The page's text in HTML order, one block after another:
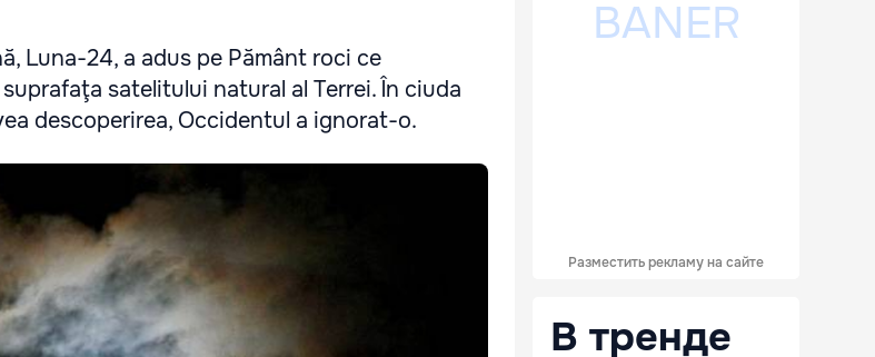
Luna-24, a adus pe Pământ roci ce
satelitului natural al Terrei. În ciuda
descoperirea, Occidentul a ignorat-o.
Разместить рекламу на сайте
В тренде